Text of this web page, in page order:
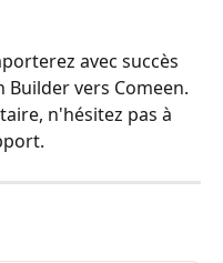
avec succès
vers Comeen.
n'hésitez pas à